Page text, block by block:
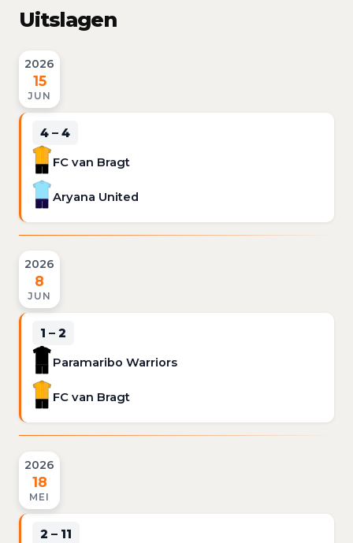
Uitslagen
2026
15
JUN
4 – 4
FC van Bragt
Aryana United
2026
8
JUN
1 – 2
Paramaribo Warriors
FC van Bragt
2026
18
MEI
2 – 11